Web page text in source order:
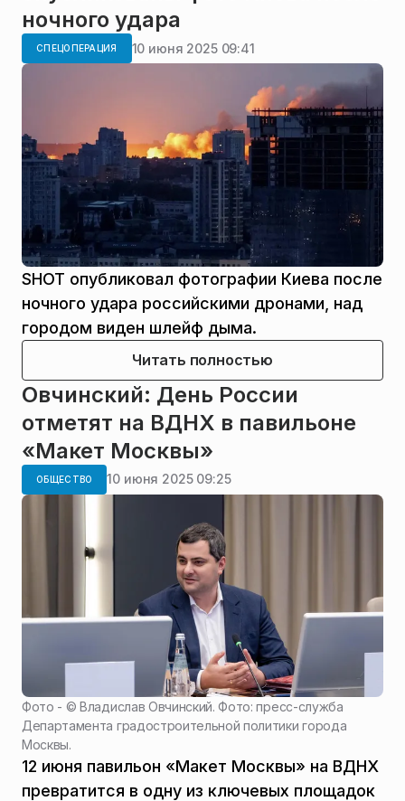
ночного удара
СПЕЦОПЕРАЦИЯ 10 июня 2025 09:41
SHOT опубликовал фотографии Киева после
ночного удара российскими дронами, над
городом виден шлейф дыма.
Читать полностью
Овчинский: День России
отметят на ВДНХ в павильоне
«Макет Москвы»
ОБЩЕСТВО 10 июня 2025 09:25
Фото - ©Владислав Овчинский. Фото: пресс-служба
Департамента градостроительной политики города
Москвы.
12 июня павильон «Макет Москвы» на ВДНХ
превратится в одну из ключевых площадок